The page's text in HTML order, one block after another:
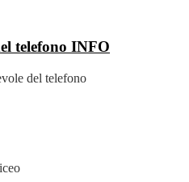
telefono INFO
del telefono